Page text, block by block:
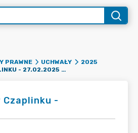
PRAWNE UCHWAŁY
2025
XI SESJA RM W CZAPLINKU - 27.02.2025 R.
Czaplinku -